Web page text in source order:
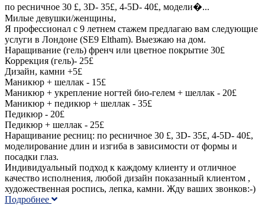
по ресничное 30 £, 3D- 35£, 4-5D- 40£, модели�...
Милые девушки/женщины,
Я профессионал с 9 летнем стажем предлагаю вам следующие
услуги в Лондоне (SE9 Eltham). Выезжаю на дом.
Наращивание (гель) френч или цветное покрытие 30£
Коррекция (гель)- 25£
Дизайн, камни +5£
Маникюр + шеллак - 15£
Маникюр + укрепление ногтей био-гелем + шеллак - 20£
Маникюр + педикюр + шеллак - 35£
Педикюр - 20£
Педикюр + шеллак - 25£
Наращивание ресниц: по ресничное 30 £, 3D- 35£, 4-5D- 40£,
моделирование длин и изгиба в зависимости от формы и
посадки глаз.
Индивидуальный подход к каждому клиенту и отличное
качество исполнения, любой дизайн показанный клиентом ,
художественная роспись, лепка, камни. Жду ваших звонков:-)
Подробнее